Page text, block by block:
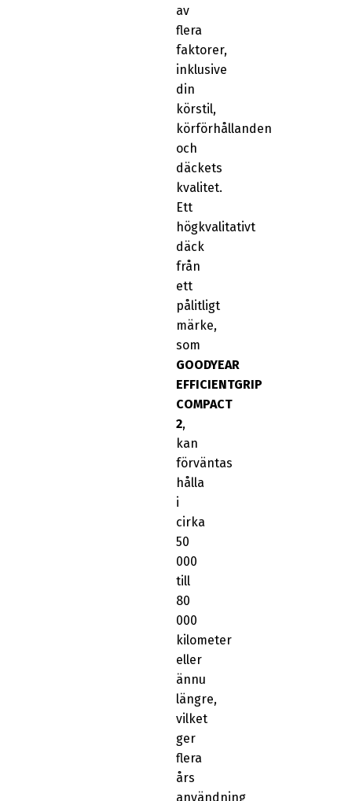
av
flera
faktorer,
inklusive
din
körstil,
körförhållanden
och
däckets
kvalitet.
Ett
högkvalitativt
däck
från
ett
pålitligt
märke,
som
GOODYEAR
EFFICIENTGRIP
COMPACT
2,
kan
förväntas
hålla
i
cirka
50
000
till
80
000
kilometer
eller
ännu
längre,
vilket
ger
flera
års
användning